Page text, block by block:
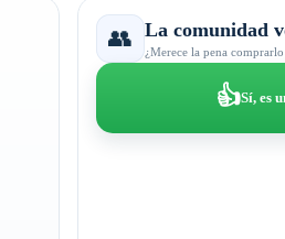
👥 La comunidad
¿Merece la pena
👍Sí, es